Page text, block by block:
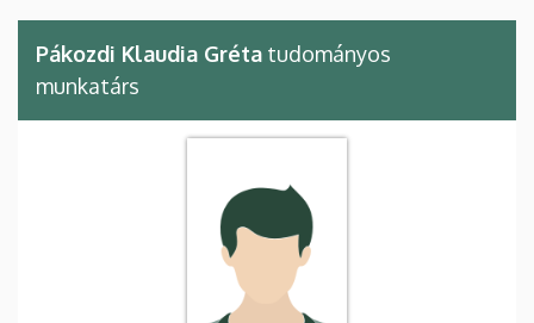
Pákozdi Klaudia Gréta tudományos
munkatárs